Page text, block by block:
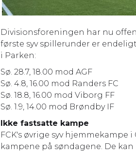
Divisionsforeningen har nu
første syv spillerunder er
i Parken:
Sø. 28.7, 18.00 mod AGF
Sø. 4.8, 16.00 mod Randers FC
Sø. 18.8, 16.00 mod Viborg FF
Sø. 1.9, 14.00 mod Brøndby IF
Ikke fastsatte kampe
FCK's øvrige syv
kampene på søndagene. De